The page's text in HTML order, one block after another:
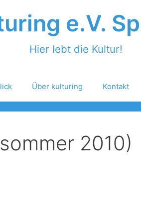
e.V.
Hier lebt die Kultur!
Über kulturing Kontakt
2010)